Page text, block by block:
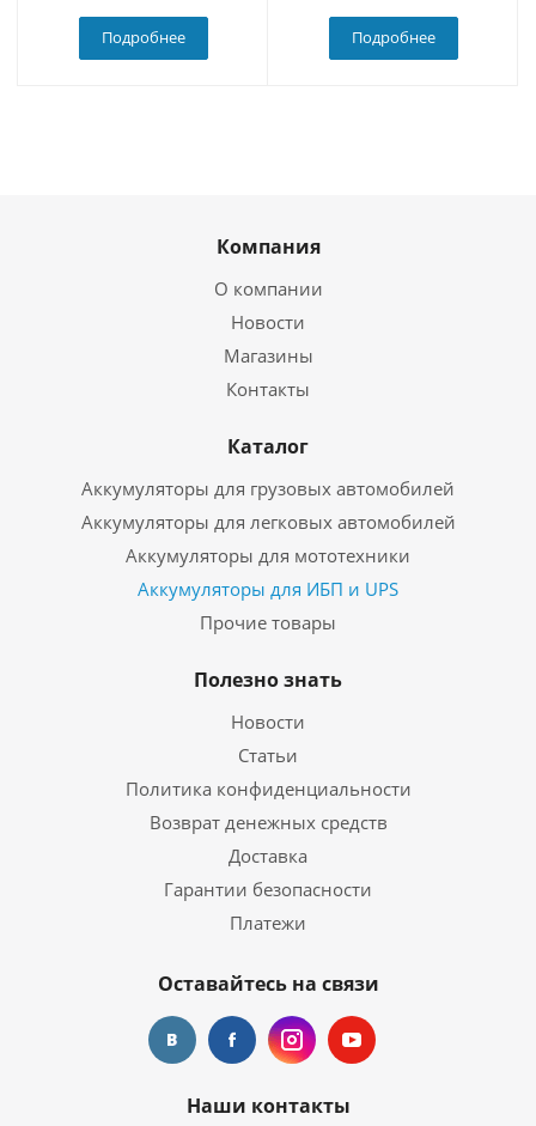
Подробнее Подробнее
Компания
О компании
Новости
Магазины
Контакты
Каталог
Аккумуляторы для грузовых автомобилей
Аккумуляторы для легковых автомобилей
Аккумуляторы для мототехники
Аккумуляторы для ИБП и UPS
Прочие товары
Полезно знать
Новости
Статьи
Политика конфиденциальности
Возврат денежных средств
Доставка
Гарантии безопасности
Платежи
Оставайтесь на связи
Наши контакты